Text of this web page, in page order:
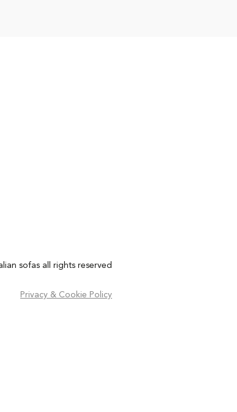
sofas all rights reserved
Privacy & Cookie Policy